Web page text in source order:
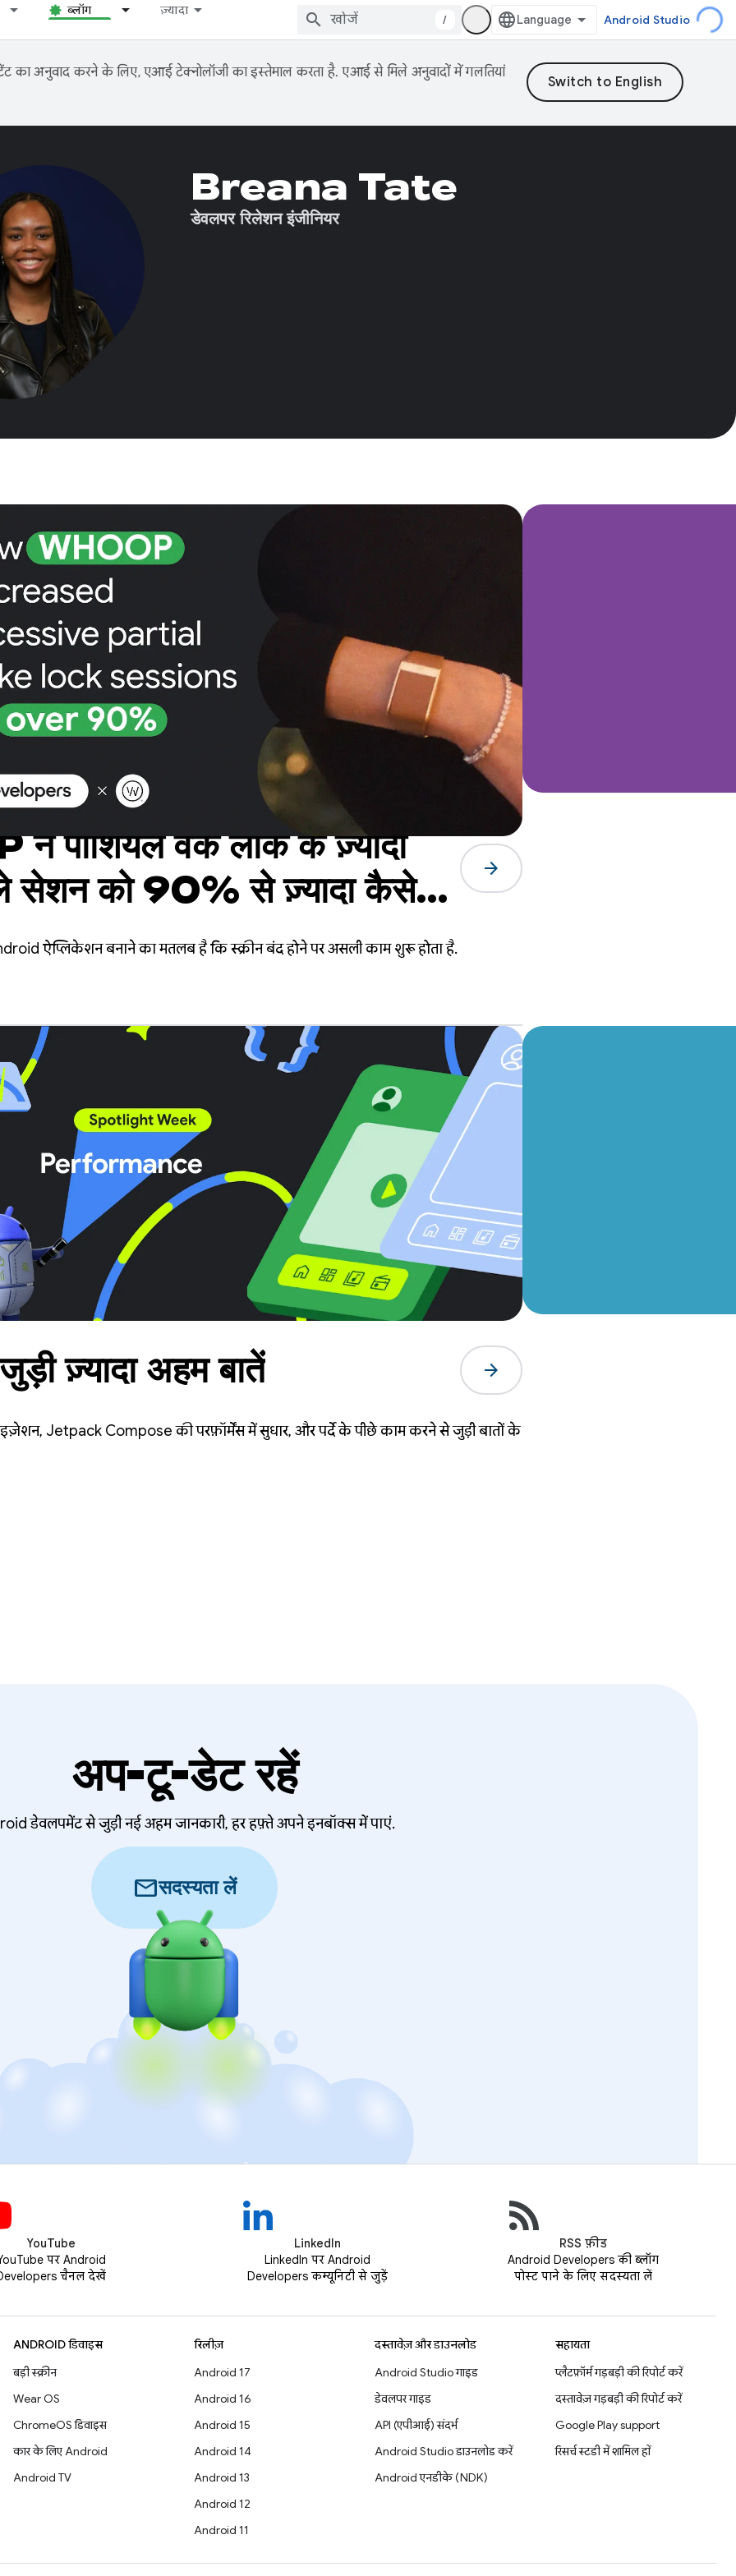
ब्लॉग ज़्यादा
/ Android Studio
का अनुवाद करने के लिए, एआई टेक्नोलॉजी का इस्तेमाल करता है. एआई से मिले अनुवादों में गलतियां
Breana Tate
डेवलपर रिलेशन इंजीनियर
पार्शियल वेक लॉक के ज़्यादा
सेशन को 90% से ज़्यादा कैसे
arrow_forward
ऐप्लिकेशन बनाने का मतलब है कि स्क्रीन बंद होने पर असली काम शुरू होता है.
ज़्यादा अहम बातें arrow_forward
Jetpack Compose की परफ़ॉर्मेंस में सुधार, और पर्दे के पीछे काम करने से जुड़ी बातों के
अप-टू-डेट रहें
डेवलपमेंट से जुड़ी नई अहम जानकारी, हर हफ़्ते अपने इनबॉक्स में पाएं.
mailसदस्यता लें
YouTube
पर Android
चैनल देखें
LinkedIn
LinkedIn पर Android
Developers कम्यूनिटी से जुड़ें
RSS फ़ीड
Android Developers की ब्लॉग
पोस्ट पाने के लिए सदस्यता लें
ANDROID डिवाइस
बड़ी स्क्रीन
Wear OS
ChromeOS डिवाइस
कार के लिए Android
Android TV
रिलीज़
Android 17
Android 16
Android 15
Android 14
Android 13
Android 12
Android 11
दस्तावेज़ और डाउनलोड
Android Studio गाइड
डेवलपर गाइड
API (एपीआई) संदर्भ
Android Studio डाउनलोड करें
Android एनडीके (NDK)
सहायता
प्लैटफ़ॉर्म गड़बड़ी की रिपोर्ट करें
दस्तावेज़ गड़बड़ी की रिपोर्ट करें
Google Play support
रिसर्च स्टडी में शामिल हों